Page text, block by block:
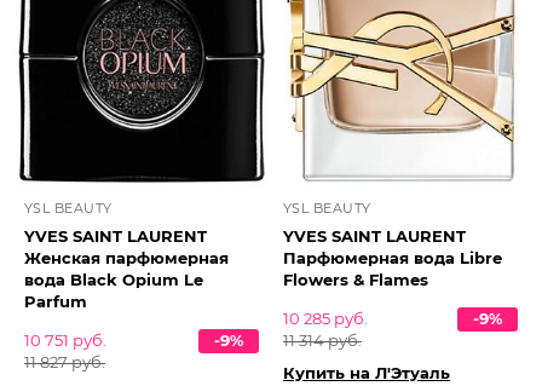
YSL BEAUTY
YVES SAINT LAURENT
Женская парфюмерная
вода Black Opium Le
Parfum
10 751 руб.
11 827 руб.
-9%
YSL BEAUTY
YVES SAINT LAURENT
Парфюмерная вода Libre
Flowers & Flames
10 285 руб.
11 314 руб.
-9%
Купить на Л'Этуаль